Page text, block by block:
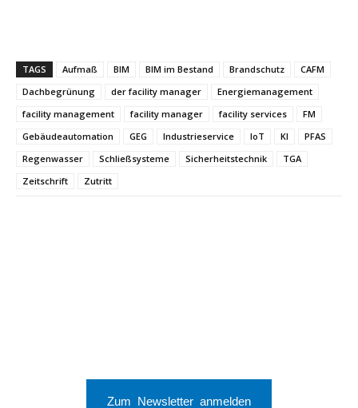
TAGS Aufmaß BIM BIM im Bestand Brandschutz
CAFM
Dachbegrünung
der facility manager
Energiemanagement
facility management
facility manager facility services
FM
Gebäudeautomation
GEG Industrieservice IoT KI
PFAS
Regenwasser
Schließsysteme Sicherheitstechnik
TGA
Zeitschrift
Zutritt
Zum Newsletter anmelden